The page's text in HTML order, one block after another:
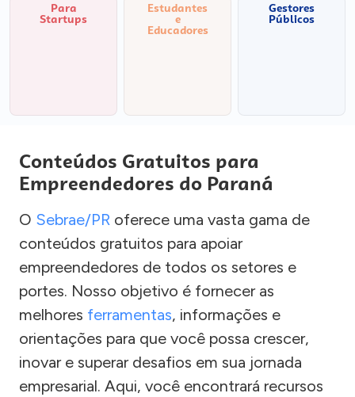
Para
Startups
Estudantes
e
Educadores
Gestores
Públicos
Conteúdos Gratuitos para
Empreendedores do Paraná
O Sebrae/PR oferece uma vasta gama de
conteúdos gratuitos para apoiar
empreendedores de todos os setores e
portes. Nosso objetivo é fornecer as
melhores ferramentas, informações e
orientações para que você possa crescer,
inovar e superar desafios em sua jornada
empresarial. Aqui, você encontrará recursos